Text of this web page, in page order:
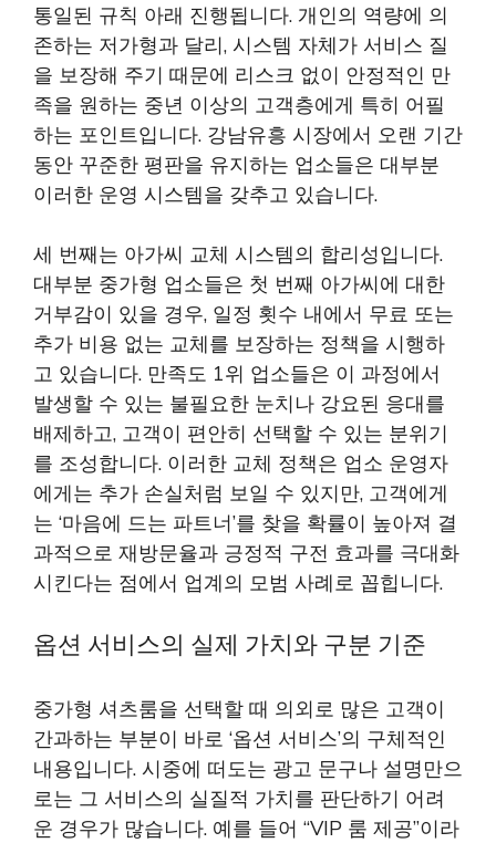
통일된 규칙 아래 진행됩니다. 개인의 역량에 의
존하는 저가형과 달리, 시스템 자체가 서비스 질
을 보장해 주기 때문에 리스크 없이 안정적인 만
족을 원하는 중년 이상의 고객층에게 특히 어필
하는 포인트입니다. 강남유흥 시장에서 오랜 기간
동안 꾸준한 평판을 유지하는 업소들은 대부분
이러한 운영 시스템을 갖추고 있습니다.
세 번째는 아가씨 교체 시스템의 합리성입니다.
대부분 중가형 업소들은 첫 번째 아가씨에 대한
거부감이 있을 경우, 일정 횟수 내에서 무료 또는
추가 비용 없는 교체를 보장하는 정책을 시행하
고 있습니다. 만족도 1위 업소들은 이 과정에서
발생할 수 있는 불필요한 눈치나 강요된 응대를
배제하고, 고객이 편안히 선택할 수 있는 분위기
를 조성합니다. 이러한 교체 정책은 업소 운영자
에게는 추가 손실처럼 보일 수 있지만, 고객에게
는 ‘마음에 드는 파트너’를 찾을 확률이 높아져 결
과적으로 재방문율과 긍정적 구전 효과를 극대화
시킨다는 점에서 업계의 모범 사례로 꼽힙니다.
옵션 서비스의 실제 가치와 구분 기준
중가형 셔츠룸을 선택할 때 의외로 많은 고객이
간과하는 부분이 바로 ‘옵션 서비스’의 구체적인
내용입니다. 시중에 떠도는 광고 문구나 설명만으
로는 그 서비스의 실질적 가치를 판단하기 어려
운 경우가 많습니다. 예를 들어 “VIP 룸 제공”이라